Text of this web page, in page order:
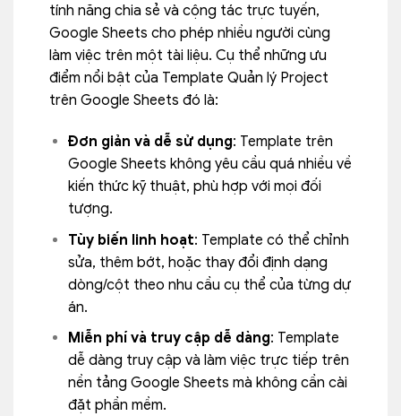
tính năng chia sẻ và cộng tác trực tuyến,
Google Sheets cho phép nhiều người cùng
làm việc trên một tài liệu. Cụ thể những ưu
điểm nổi bật của Template Quản lý Project
trên Google Sheets đó là:
Đơn giản và dễ sử dụng: Template trên
Google Sheets không yêu cầu quá nhiều về
kiến thức kỹ thuật, phù hợp với mọi đối
tượng.
Tùy biến linh hoạt: Template có thể chỉnh
sửa, thêm bớt, hoặc thay đổi định dạng
dòng/cột theo nhu cầu cụ thể của từng dự
án.
Miễn phí và truy cập dễ dàng: Template
dễ dàng truy cập và làm việc trực tiếp trên
nền tảng Google Sheets mà không cần cài
đặt phần mềm.